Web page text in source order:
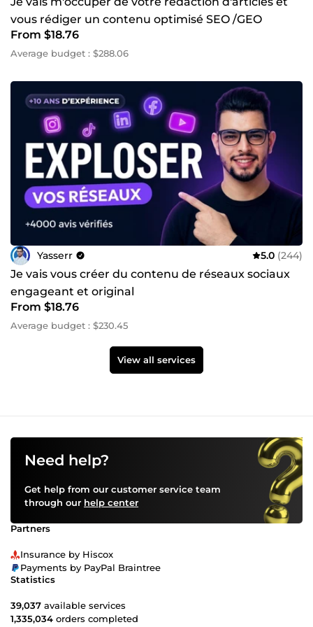
compréhension globale des projets que je suis. ⌚ Je
réponds vite et livre dans les plus brefs délais ! Vous avez
un projet ? Parlez-moi en détail en cliquant sur &quot;Me
contacter&quot; Hâte de vous lire 😊 Yasser
vous rédiger un contenu optimisé SEO /GEO
From $18.76
Average budget : $288.06
Yasserr 5.0 (244)
Je vais vous créer du contenu de réseaux sociaux
engageant et original
From $18.76
Average budget : $230.45
View all services
Need help?
Get help from our customer service team
through our help center
Partners
Insurance by Hiscox
Payments by PayPal Braintree
Statistics
39,037 available services
1,335,034 orders completed